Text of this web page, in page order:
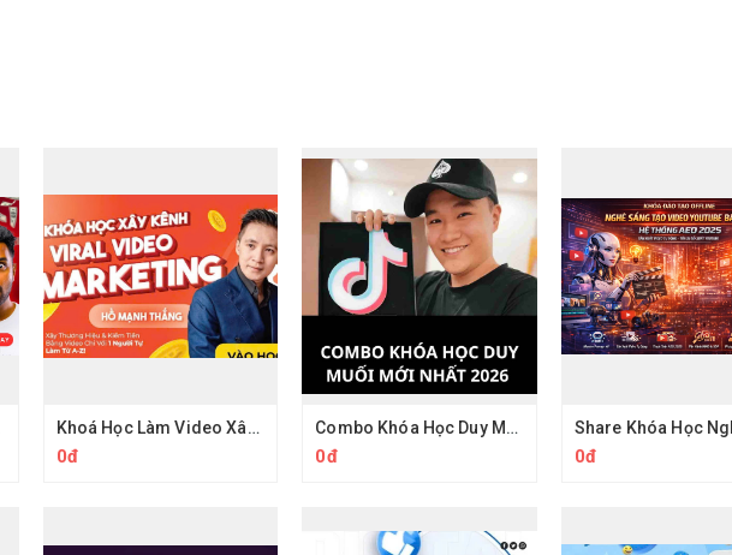
Khoá Học Làm Video Xây Kênh Hồ Mạnh Thắng
0đ
Combo Khóa Học Duy Muối 2026
0đ 0đ